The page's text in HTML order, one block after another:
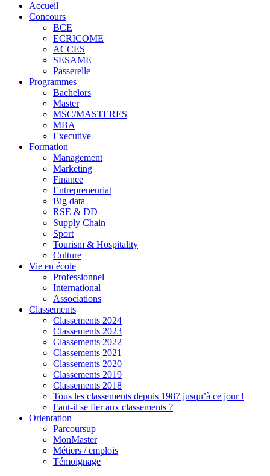
Accueil
Concours
BCE
ECRICOME
ACCES
SESAME
Passerelle
Programmes
Bachelors
Master
MSC/MASTERES
MBA
Executive
Formation
Management
Marketing
Finance
Entrepreneuriat
Big data
RSE & DD
Supply Chain
Sport
Tourism & Hospitality
Culture
Vie en école
Professionnel
International
Associations
Classements
Classements 2024
Classements 2023
Classements 2022
Classements 2021
Classements 2020
Classements 2019
Classements 2018
Tous les classements depuis 1987 jusqu’à ce jour !
Faut-il se fier aux classements ?
Orientation
Parcoursup
MonMaster
Métiers / emplois
Témoignage